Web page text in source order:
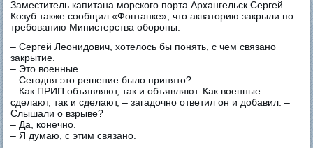
Заместитель капитана морского порта Архангельск Сергей
Козуб также сообщил «Фонтанке», что акваторию закрыли по
требованию Министерства обороны.
– Сергей Леонидович, хотелось бы понять, с чем связано
закрытие.
– Это военные.
– Сегодня это решение было принято?
– Как ПРИП объявляют, так и объявляют. Как военные
сделают, так и сделают, – загадочно ответил он и добавил: –
Слышали о взрыве?
– Да, конечно.
– Я думаю, с этим связано.